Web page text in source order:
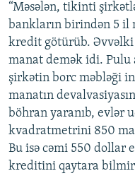
“Məsələn, tikinti
bankların birindən 5 il
kredit götürüb. Əvvəlki
manat demək idi. Pulu
şirkətin borc məbləği
manatın
böhran yaranıb, evlər
kvadratmetrini 850
Bu isə cəmi 550 dollar
kreditini qaytara